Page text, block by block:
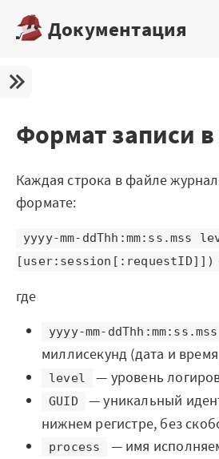
Документация
Запросить trial
Документация
Шифратор пакетов
Архитектура Loginom
Системные требования
Цены
Формат записи в
Каждая строка в файле
формате:
yyyy-mm-ddThh:mm:ss.mss
[user:session[:requestID]])
где
yyyy-mm-ddThh:mm:ss.mss
миллисекунд (дата и
level — уровень
GUID
— уникальный
нижнем регистре, без
process — имя